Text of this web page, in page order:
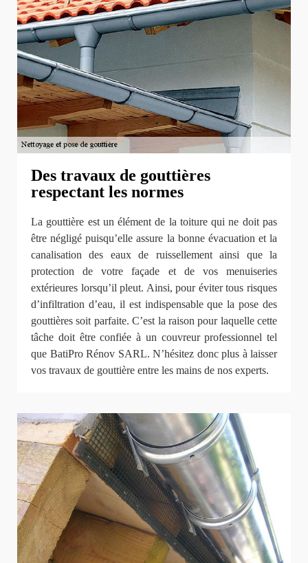
Des travaux de gouttières
respectant les normes
La gouttière est un élément de la toiture qui ne doit pas
être négligé puisqu’elle assure la bonne évacuation et la
canalisation des eaux de ruissellement ainsi que la
protection de votre façade et de vos menuiseries
extérieures lorsqu’il pleut. Ainsi, pour éviter tous risques
d’infiltration d’eau, il est indispensable que la pose des
gouttières soit parfaite. C’est la raison pour laquelle cette
tâche doit être confiée à un couvreur professionnel tel
que BatiPro Rénov SARL. N’hésitez donc plus à laisser
vos travaux de gouttière entre les mains de nos experts.